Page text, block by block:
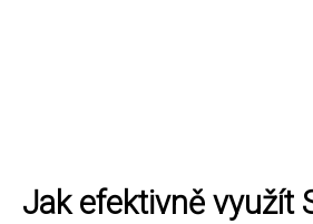
Jak efektivně využít